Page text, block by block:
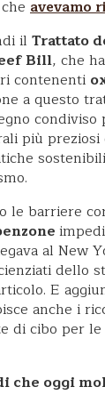
avevamo
il Trattato
Bill, che
contenenti
a questo
condiviso
più preziosi
le barriere
al New
dello
E
anche i
di cibo per
che oggi